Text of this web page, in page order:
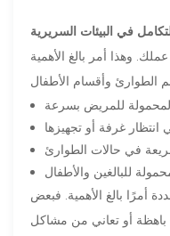
في البيئات السريرية
وهذا أمر بالغ الأهمية
أمرًا بالغ الأهمية. فبعض
باهظة أو تعاني من مشاكل